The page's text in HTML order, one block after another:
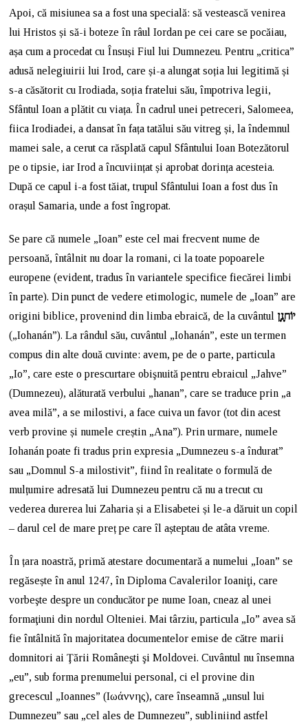
Apoi, că misiunea sa a fost una specială: să vestească venirea
lui Hristos și să-i boteze în râul Iordan pe cei care se pocăiau,
așa cum a procedat cu Însuși Fiul lui Dumnezeu. Pentru „critica”
adusă nelegiuirii lui Irod, care și-a alungat soția lui legitimă și
s-a căsătorit cu Irodiada, soția fratelui său, împotriva legii,
Sfântul Ioan a plătit cu viața. În cadrul unei petreceri, Salomeea,
fiica Irodiadei, a dansat în fața tatălui său vitreg și, la îndemnul
mamei sale, a cerut ca răsplată capul Sfântului Ioan Botezătorul
pe o tipsie, iar Irod a încuviințat și aprobat dorința acesteia.
După ce capul i-a fost tăiat, trupul Sfântului Ioan a fost dus în
orașul Samaria, unde a fost îngropat.
Se pare că numele „Ioan” este cel mai frecvent nume de
persoană, întâlnit nu doar la romani, ci la toate popoarele
europene (evident, tradus în variantele specifice fiecărei limbi
în parte). Din punct de vedere etimologic, numele de „Ioan” are
origini biblice, provenind din limba ebraică, de la cuvântul יוֹחָנָן
(„Iohanán”). La rândul său, cuvântul „Iohanán”, este un termen
compus din alte două cuvinte: avem, pe de o parte, particula
„Io”, care este o prescurtare obişnuită pentru ebraicul „Jahve”
(Dumnezeu), alăturată verbului „hanan”, care se traduce prin „a
avea milă”, a se milostivi, a face cuiva un favor (tot din acest
verb provine și numele creștin „Ana”). Prin urmare, numele
Iohanán poate fi tradus prin expresia „Dumnezeu s-a îndurat”
sau „Domnul S-a milostivit”, fiind în realitate o formulă de
mulțumire adresată lui Dumnezeu pentru că nu a trecut cu
vederea durerea lui Zaharia și a Elisabetei și le-a dăruit un copil
– darul cel de mare preț pe care îl așteptau de atâta vreme.
În țara noastră, primă atestare documentară a numelui „Ioan” se
regăsește în anul 1247, în Diploma Cavalerilor Ioaniţi, care
vorbeşte despre un conducător pe nume Ioan, cneaz al unei
formaţiuni din nordul Olteniei. Mai târziu, particula „Io” avea să
fie întâlnită în majoritatea documentelor emise de către marii
domnitori ai Ţării Româneşti şi Moldovei. Cuvântul nu însemna
„eu”, sub forma prenumelui personal, ci el provine din
grecescul „Ioannes” (Ιωάννης), care înseamnă „unsul lui
Dumnezeu” sau „cel ales de Dumnezeu”, subliniind astfel